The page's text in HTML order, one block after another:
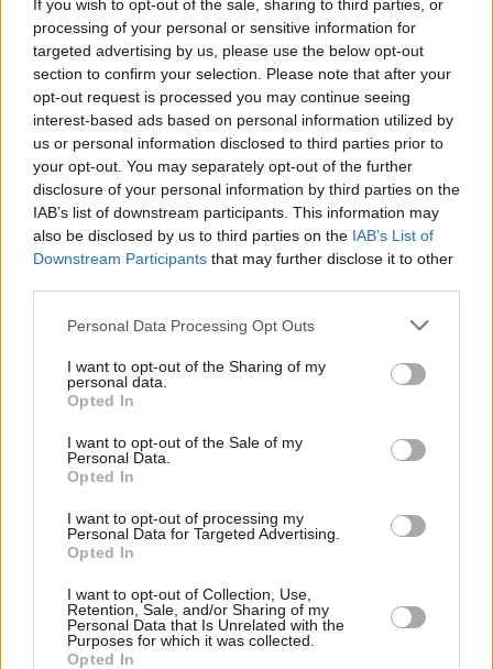
If you wish to opt-out of the sale, sharing to third parties, or
processing of your personal or sensitive information for
targeted advertising by us, please use the below opt-out
section to confirm your selection. Please note that after your
opt-out request is processed you may continue seeing
interest-based ads based on personal information utilized by
us or personal information disclosed to third parties prior to
your opt-out. You may separately opt-out of the further
disclosure of your personal information by third parties on the
IAB’s list of downstream participants. This information may
also be disclosed by us to third parties on the IAB’s List of
Downstream Participants that may further disclose it to other
Personal Data Processing Opt Outs
I want to opt-out of the Sharing of my
personal data.
Opted In
I want to opt-out of the Sale of my
Personal Data.
Opted In
I want to opt-out of processing my
Personal Data for Targeted Advertising.
Opted In
I want to opt-out of Collection, Use,
Retention, Sale, and/or Sharing of my
Personal Data that Is Unrelated with the
Purposes for which it was collected.
Opted In
A- A±
αθλητισμό. Το Ολυμπιακό Συγκρότημα ετοιμάζεται για
να υποδεχτεί το μέλλον, ένα μέλλον που θα είναι
αφιερωμένο στον ελληνικό αθλητισμό και τον πολιτισμό
μας. Με αυτό το έργο στο ΟΑΚΑ θα χτυπάει και η καρδιά
του ελληνικού στίβου. Θα ήθελα να ευχαριστήσω τον
Υφυπουργό Αθλητισμού Λευτέρη Αυγενάκηκαι τον
Περιφερειάρχη ΑττικήςΓεώργιο Πατούληγια τη
συνεργασία που έχει ως σκοπό να πάρει το ΟΑΚΑ τη
θέση που του αρμόζει στα τεκταινόμενα του παγκόσμιου
στίβου», υπογράμμισε ο Συντονιστής Γενικός Διευθυντής
του ΟΑΚΑΚωνσταντίνος Χαλιορής.
Η καταλυτική προθεσμία υποβολής των προσφορών θα
είναι η 11 ηΙανουαρίου 2023.